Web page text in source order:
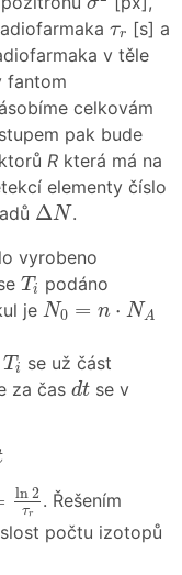
τr
τr [s] a
v těle
fantom
celkovám
pak bude
R která má na
elementy číslo
ΔN
Δ N .
vyrobeno
Ti
Ti podáno
je N0 = n ⋅ NA
N0 n⋅N A
Ti
Ti se už část
za čas dt
dt se v
ln2
τr
ln2τ
. Řešením
počtu izotopů